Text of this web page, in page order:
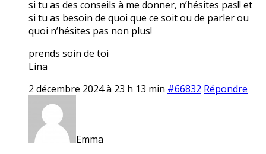
si tu as des conseils à me donner, n’hésites pas!! et
si tu as besoin de quoi que ce soit ou de parler ou
quoi n’hésites pas non plus!
prends soin de toi
Lina
2 décembre 2024 à 23 h 13 min #66832 Répondre
Emma